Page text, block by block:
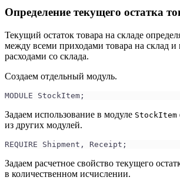
Определение текущего остатка
Текущий остаток товара на складе
между всеми приходами товара на склад и
расходами со склада.
Создаем отдельный модуль.
MODULE StockItem;
Задаем использование в модуле StockItem
из других модулей.
REQUIRE Shipment, Receipt;
Задаем расчетное свойство текущего
в количественном исчислении.